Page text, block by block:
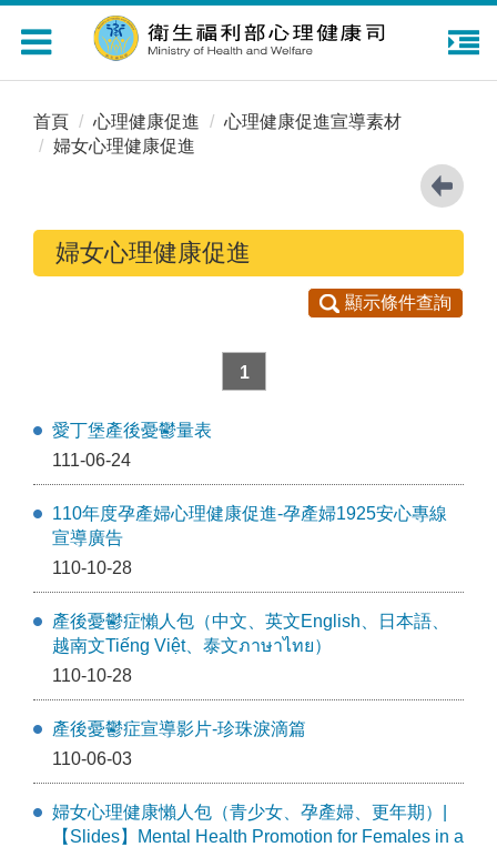
Toggle
navigation
首頁 心理健康促進
心理健康促進宣導素材
婦女心理健康促進
婦女心理健康促進
顯示條件查詢
1
愛丁堡產後憂鬱量表
111-06-24
110年度孕產婦心理健康促進-孕產婦1925安心專線
宣導廣告
110-10-28
產後憂鬱症懶人包（中文、英文English、日本語、
越南文Tiếng Việt、泰文ภาษาไทย）
110-10-28
產後憂鬱症宣導影片-珍珠淚滴篇
110-06-03
婦女心理健康懶人包（青少女、孕產婦、更年期）|
【Slides】Mental Health Promotion for Females in a